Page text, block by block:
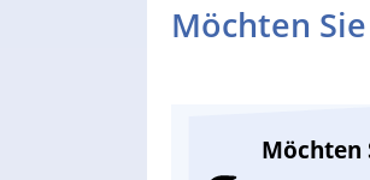
Möchten
Möchten